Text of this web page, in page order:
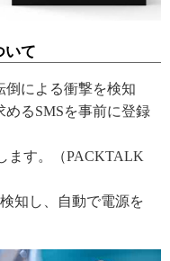
いて
倒による衝撃を検知
めるSMSを事前に登録
ます。（PACKTALK
知し、自動で電源を